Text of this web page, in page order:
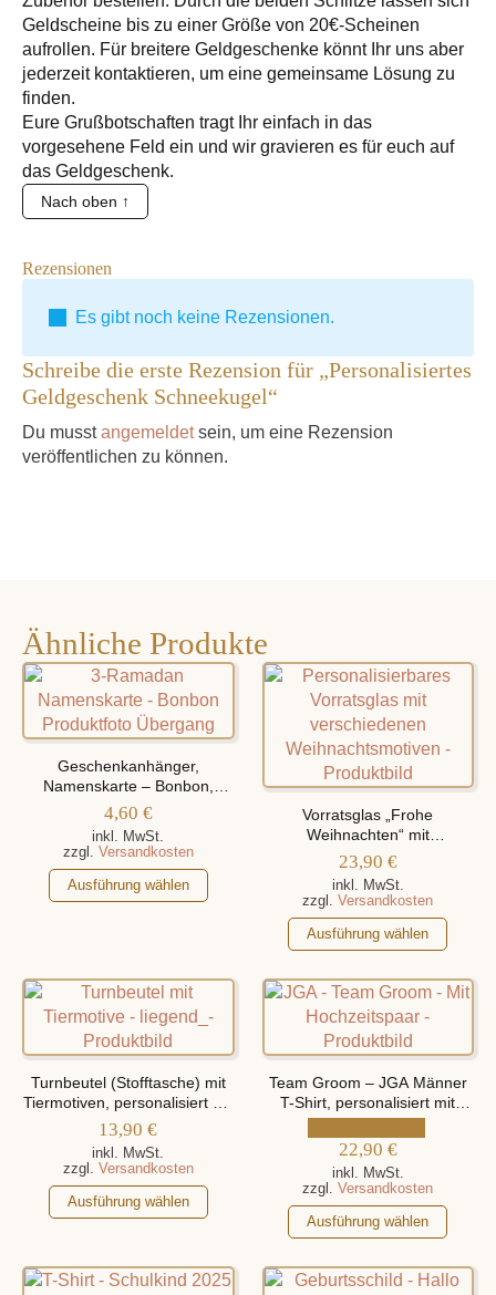
Geldscheine bis zu einer Größe von 20€-Scheinen
aufrollen. Für breitere Geldgeschenke könnt Ihr uns aber
jederzeit kontaktieren, um eine gemeinsame Lösung zu
finden.
Eure Grußbotschaften tragt Ihr einfach in das
vorgesehene Feld ein und wir gravieren es für euch auf
das Geldgeschenk.
Nach oben ↑
Rezensionen
Es gibt noch keine Rezensionen.
Schreibe die erste Rezension für „Personalisiertes
Geldgeschenk Schneekugel“
Du musstangemeldetsein, um eine Rezension
veröffentlichen zu können.
Ähnliche Produkte
Geschenkanhänger,
Namenskarte – Bonbon,
Personalisiert Mit Namen
4,60 €
inkl. MwSt.
zzgl. Versandkosten
Ausführung wählen
Dieses
Produkt
Varianten
Die
Optionen
können
auf
Produktseite
gewählt
werden
Vorratsglas „Frohe
Weihnachten“ mit
verschiedenen
Weihnachtsmotiven,
personalisiert mit Namen
23,90 €
inkl. MwSt.
zzgl.Versandkosten
Ausführung wählen
Dieses
Produkt
weist
mehrere
Varianten
auf.
Die
Optionen
können
Produktseite
gewählt
werden
Turnbeutel (Stofftasche) mit
Tiermotiven, personalisiert mit
Namen
13,90€
inkl. MwSt.
zzgl. Versandkosten
Ausführung wählen
Dieses
Produkt
mehrere
Team Groom – JGA Männer
T-Shirt, personalisiert mit
Namen des Hochzeitspaars
22,90 €
inkl. MwSt.
zzgl.Versandkosten
Ausführung wählen
Dieses
Produkt
weist
mehrere